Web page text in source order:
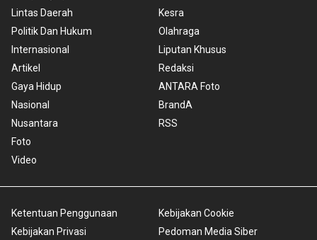
Lintas Daerah
Politik Dan Hukum
Internasional
Artikel
Gaya Hidup
Nasional
Nusantara
Foto
Video
Kesra
Olahraga
Liputan Khusus
Redaksi
ANTARA Foto
BrandA
RSS
Ketentuan Penggunaan
Kebijakan Privasi
Kebijakan Cookie
Pedoman Media Siber